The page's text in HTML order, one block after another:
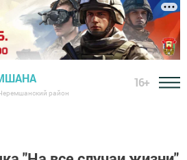
район
16+